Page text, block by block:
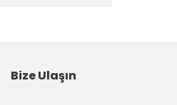
Bize Ulaşın